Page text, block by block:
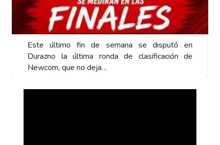
Este último fin de semana se disputó en
Durazno la última ronda de clasificación de
Newcom, que no deja…